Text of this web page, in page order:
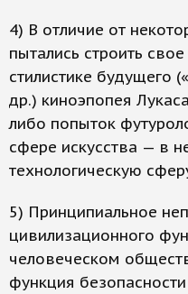
4) В отличие от
пытались строить
стилистике будущего
др.) киноэпопея
либо попыток
сфере искусства — в
технологическую
5) Принципиальное
цивилизационного
человеческом
функция безопасности